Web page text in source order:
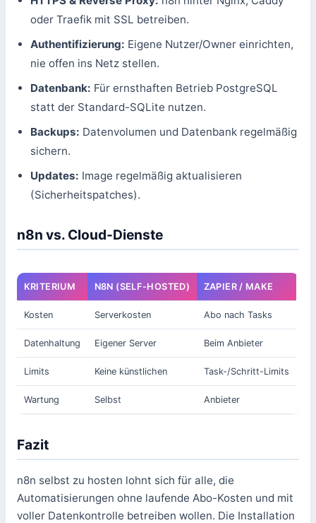
oder Traefik mit SSL betreiben.
Authentifizierung: Eigene Nutzer/Owner einrichten,
nie offen ins Netz stellen.
Datenbank: Für ernsthaften Betrieb PostgreSQL
statt der Standard-SQLite nutzen.
Backups: Datenvolumen und Datenbank regelmäßig
sichern.
Updates: Image regelmäßig aktualisieren
(Sicherheitspatches).
n8n vs. Cloud-Dienste
KRITERIUM N8N (SELF-HOSTED) ZAPIER / MAKE
Kosten Serverkosten Abo nach Tasks
Datenhaltung Eigener Server Beim Anbieter
Limits Keine künstlichen Task-/Schritt-Limits
Wartung Selbst Anbieter
Fazit
n8n selbst zu hosten lohnt sich für alle, die
Automatisierungen ohne laufende Abo-Kosten und mit
voller Datenkontrolle betreiben wollen. Die Installation